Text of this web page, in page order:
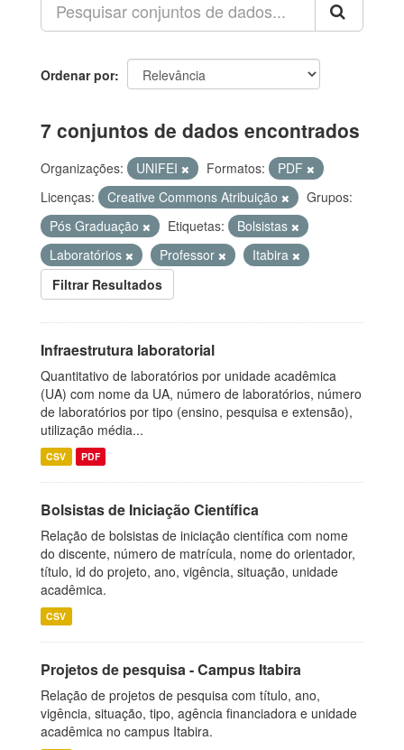
Ordenar por
7 conjuntos de dados encontrados
Organizações: UNIFEI Formatos:
PDF
Licenças:
Creative Commons Atribuição
Grupos:
Pós Graduação
Etiquetas:
Bolsistas
Laboratórios
Professor
Itabira
Filtrar Resultados
Infraestrutura laboratorial
Quantitativo de laboratórios por unidade acadêmica
(UA) com nome da UA, número de laboratórios, número
de laboratórios por tipo (ensino, pesquisa e extensão),
utilização média...
CSV PDF
Bolsistas de Iniciação Científica
Relação de bolsistas de iniciação científica com nome
do discente, número de matrícula, nome do orientador,
título, id do projeto, ano, vigência, situação, unidade
acadêmica.
CSV
Projetos de pesquisa - Campus Itabira
Relação de projetos de pesquisa com título, ano,
vigência, situação, tipo, agência financiadora e unidade
acadêmica no campus Itabira.